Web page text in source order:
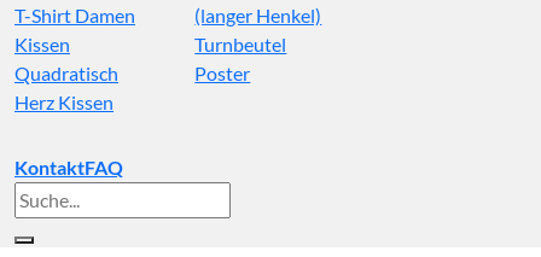
T-Shirt Damen
Kissen
Quadratisch
Herz Kissen
(langer Henkel)
Turnbeutel
Poster
KontaktFAQ
Suche
nach: